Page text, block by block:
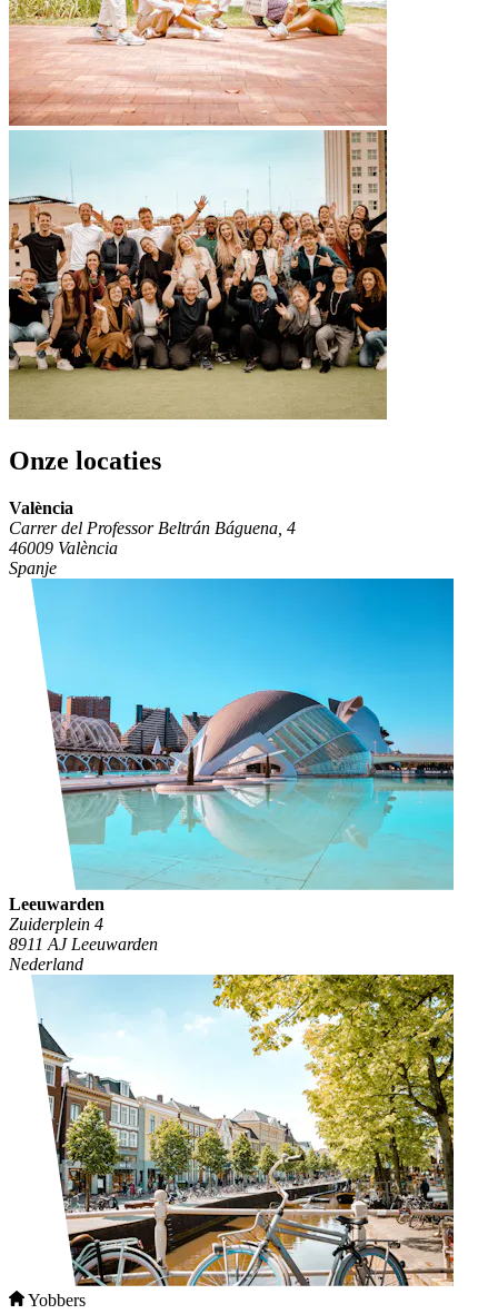
Onze locaties
València
Carrer del Professor Beltrán Báguena, 4
46009 València
Spanje
Leeuwarden
Zuiderplein 4
8911 AJ Leeuwarden
Nederland
Yobbers